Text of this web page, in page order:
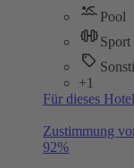
Pool
Sport
+1
Für dieses
Zustimmung
92%